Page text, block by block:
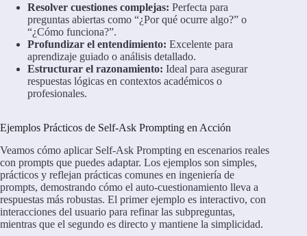
Resolver cuestiones complejas: Perfecta para
preguntas abiertas como “¿Por qué ocurre algo?” o
“¿Cómo funciona?”.
Profundizar el entendimiento: Excelente para
aprendizaje guiado o análisis detallado.
Estructurar el razonamiento: Ideal para asegurar
respuestas lógicas en contextos académicos o
profesionales.
Ejemplos Prácticos de Self-Ask Prompting en Acción
Veamos cómo aplicar Self-Ask Prompting en escenarios reales
con prompts que puedes adaptar. Los ejemplos son simples,
prácticos y reflejan prácticas comunes en ingeniería de
prompts, demostrando cómo el auto-cuestionamiento lleva a
respuestas más robustas. El primer ejemplo es interactivo, con
interacciones del usuario para refinar las subpreguntas,
mientras que el segundo es directo y mantiene la simplicidad.